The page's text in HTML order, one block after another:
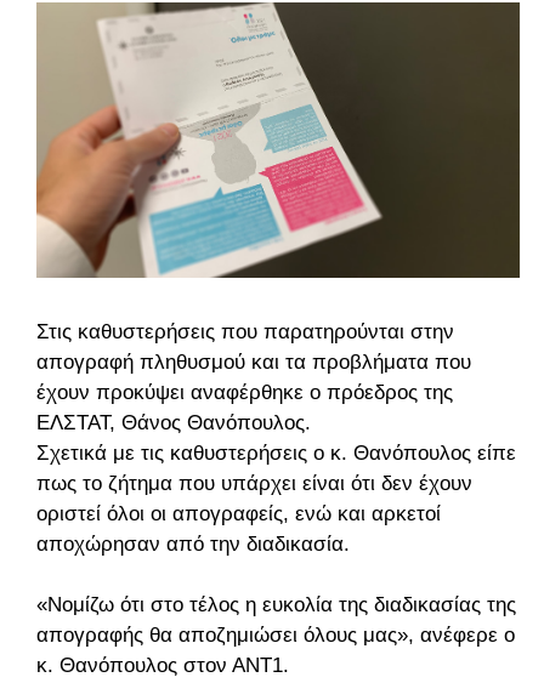
Στις καθυστερήσεις που παρατηρούνται στην
απογραφή πληθυσμού και τα προβλήματα που
έχουν προκύψει αναφέρθηκε ο πρόεδρος της
ΕΛΣΤΑΤ, Θάνος Θανόπουλος.
Σχετικά με τις καθυστερήσεις ο κ. Θανόπουλος είπε
πως το ζήτημα που υπάρχει είναι ότι δεν έχουν
οριστεί όλοι οι απογραφείς, ενώ και αρκετοί
αποχώρησαν από την διαδικασία.
«Νομίζω ότι στο τέλος η ευκολία της διαδικασίας της
απογραφής θα αποζημιώσει όλους μας», ανέφερε ο
κ. Θανόπουλος στον ΑΝΤ1.